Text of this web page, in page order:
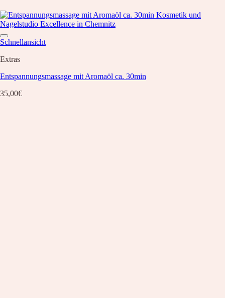
Schnellansicht
Extras
Entspannungsmassage mit Aromaöl ca. 30min
35,00€